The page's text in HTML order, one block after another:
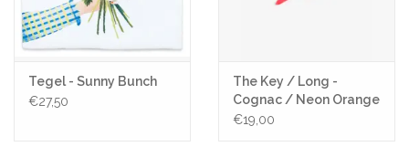
Tegel - Sunny Bunch
€27,50
The Key / Long -
Cognac / Neon Orange
key
€19,00